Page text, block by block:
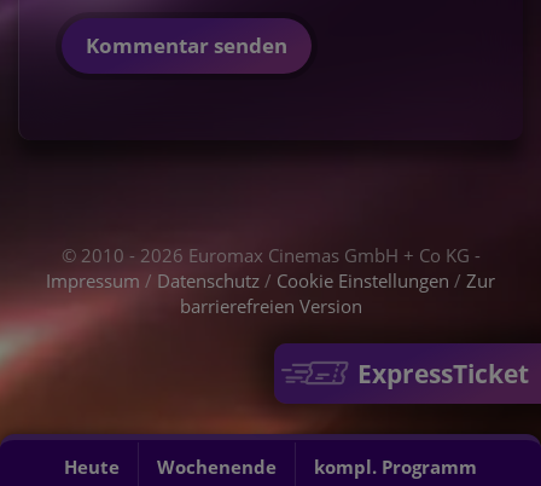
Heute Wochenende kompl. Programm
ExpressTicket
Kommentar senden
© 2010 - 2026 Euromax Cinemas GmbH + Co KG -
Impressum / Datenschutz / Cookie Einstellungen / Zur
barrierefreien Version